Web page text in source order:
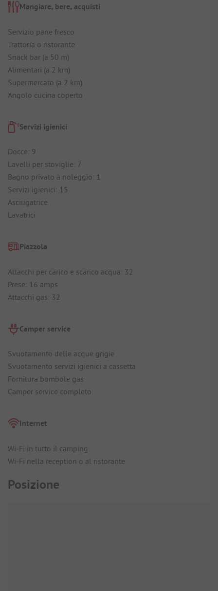
Mangiare, bere, acquisti
Servizio pane fresco
Trattoria o ristorante
Snack bar (a 50 m)
Alimentari (a 2 km)
Supermercato (a 2 km)
Angolo cucina coperto
Servizi igienici
Docce: 9
Lavelli per stoviglie: 7
Bagno privato a noleggio: 1
Servizi igienici: 15
Asciugatrice
Lavatrici
Piazzola
Attacchi per carico e scarico acqua: 32
Prese: 16 amps
Attacchi gas: 32
Camper service
Svuotamento delle acque grigie
Svuotamento servizi igienici a cassetta
Fornitura bombole gas
Camper service completo
Internet
Wi-Fi in tutto il camping
Wi-Fi nella reception o al ristorante
Posizione